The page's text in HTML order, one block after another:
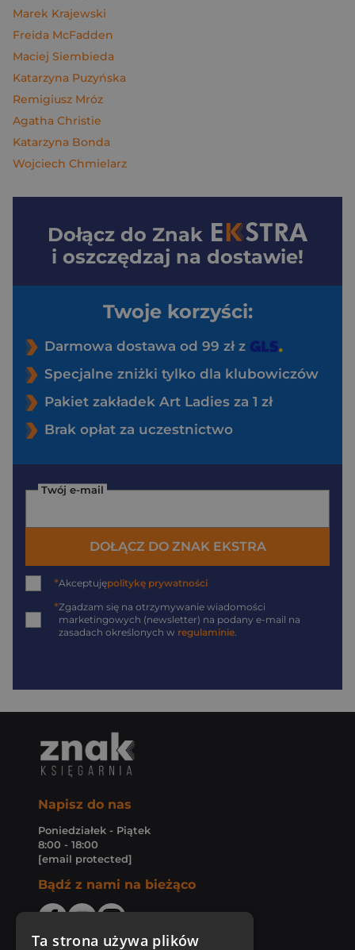
Marek Krajewski
Freida McFadden
Maciej Siembieda
Katarzyna Puzyńska
Remigiusz Mróz
Agatha Christie
Katarzyna Bonda
Wojciech Chmielarz
Dołącz do Znak
i oszczędzaj na dostawie!
Twoje korzyści:
Darmowa dostawa od 99 zł z
Specjalne zniżki tylko dla klubowiczów
Pakiet zakładek Art Ladies za 1 zł
Brak opłat za uczestnictwo
Twój e-mail
DOŁĄCZ DO ZNAK EKSTRA
*Akceptujępolitykę prywatności
*Zgadzam się na otrzymywanie wiadomości
marketingowych (newsletter) na podany e-mail na
zasadach określonych w regulaminie.
Napisz do nas
Poniedziałek - Piątek
8:00 - 18:00
[email protected]
Bądź z nami na bieżąco
Ta strona używa plików